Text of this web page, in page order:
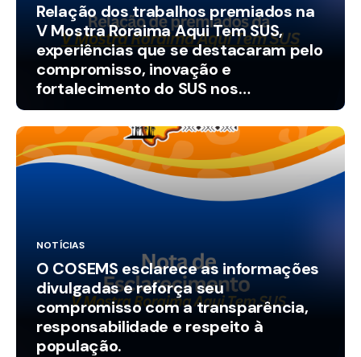
Relação dos trabalhos premiados na
V Mostra Roraima Aqui Tem SUS,
experiências que se destacaram pelo
compromisso, inovação e
fortalecimento do SUS nos
municípios.
NOTÍCIAS
O COSEMS esclarece as informações
divulgadas e reforça seu
compromisso com a transparência,
responsabilidade e respeito à
população.